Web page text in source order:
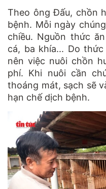
Theo ông Đấu, chồn
bệnh. Mỗi ngày
chiều. Nguồn thức
cá, ba khía... Do
nên việc nuôi chồn
phí. Khi nuôi cần
thoáng mát, sạch sẽ
hạn chế dịch bệnh.